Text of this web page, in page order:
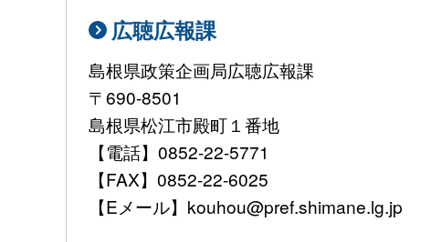
広聴広報課
島根県政策企画局広聴広報課
〒690-8501
島根県松江市殿町１番地
【電話】0852-22-5771
【FAX】0852-22-6025
【Eメール】kouhou@pref.shimane.lg.jp